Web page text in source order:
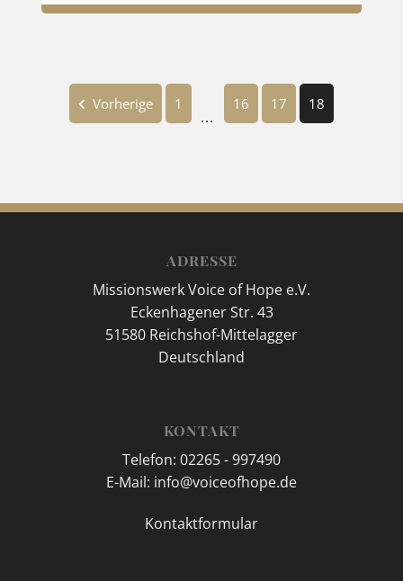
Vorherige 1
...
16 17 18
ADRESSE
Missionswerk Voice of Hope e.V.
Eckenhagener Str. 43
51580 Reichshof-Mittelagger
Deutschland
KONTAKT
Telefon: 02265 - 997490
E-Mail: info@voiceofhope.de
Kontaktformular